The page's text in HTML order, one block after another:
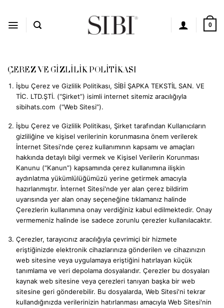
0
ÇEREZ VE GİZLİLİK POLİTİKASI
İşbu Çerez ve Gizlilik Politikası, SİBİ ŞAPKA TEKSTİL SAN. VE
TİC. LTD.ŞTİ. (“Şirket”) isimli internet sitemiz aracılığıyla
sibihats.com (“Web Sitesi”).
İşbu Çerez ve Gizlilik Politikası, Şirket tarafından Kullanıcıların
gizliliğine ve kişisel verilerinin korunmasına önem verilerek
İnternet Sitesi'nde çerez kullanımının kapsamı ve amaçları
hakkında detaylı bilgi vermek ve Kişisel Verilerin Korunması
Kanunu (“Kanun”) kapsamında çerez kullanımına ilişkin
aydınlatma yükümlülüğümüzü yerine getirmek amacıyla
hazırlanmıştır. İnternet Sitesi'nde yer alan çerez bildirim
uyarısında yer alan onay seçeneğine tıklamanız halinde
Çerezlerin kullanımına onay verdiğiniz kabul edilmektedir. Onay
vermemeniz halinde ise sadece zorunlu çerezler kullanılacaktır.
Çerezler, tarayıcınız aracılığıyla çevrimiçi bir hizmete
eriştiğinizde elektronik cihazlarınıza gönderilen ve cihazınızın
web sitesine veya uygulamaya eriştiğini hatırlayan küçük
tanımlama ve veri depolama dosyalarıdır. Çerezler bu dosyaları
kaynak web sitesine veya çerezleri tanıyan başka bir web
sitesine geri gönderebilir. Bu dosyalarda, Web Sitesi'ni tekrar
kullandığınızda verilerinizin hatırlanması amacıyla Web Sitesi'nin